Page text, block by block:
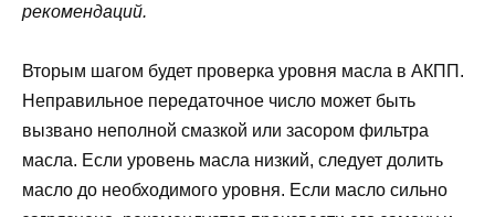
рекомендаций.
Вторым шагом будет проверка уровня масла в АКПП.
Неправильное передаточное число может быть
вызвано неполной смазкой или засором фильтра
масла. Если уровень масла низкий, следует долить
масло до необходимого уровня. Если масло сильно